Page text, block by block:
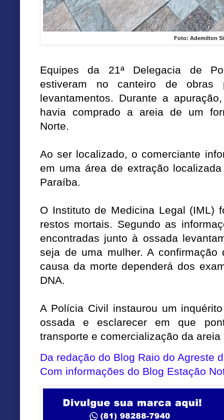
Foto: Ademilton
Equipes da 21ª Delegacia de
estiveram no canteiro de obras
levantamentos. Durante a
havia comprado a areia de um
Norte.
Ao ser localizado, o comerciante
em uma área de extração
Paraíba.
O Instituto de Medicina Legal (IML)
restos mortais. Segundo as
encontradas junto à ossada
seja de uma mulher. A
causa da morte dependerá dos
DNA.
A Polícia Civil instaurou um
ossada e esclarecer em que
transporte e comercialização da
Da redação do Blog Raio do Agreste
Com informações do Blog Estação